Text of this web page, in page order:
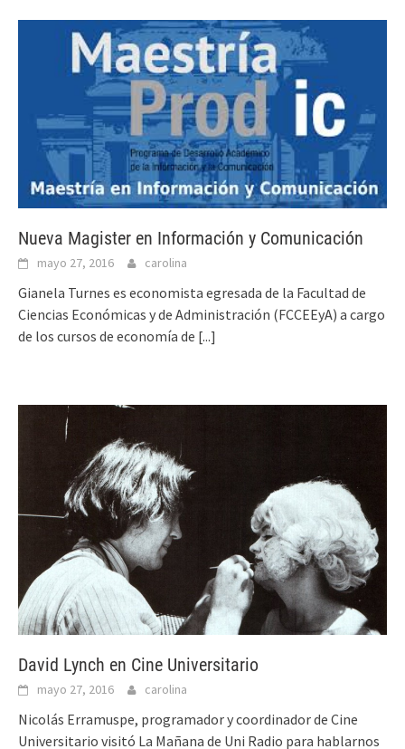
Nueva Magister en Información y Comunicación
mayo 27, 2016 carolina
Gianela Turnes es economista egresada de la Facultad de
Ciencias Económicas y de Administración (FCCEEyA) a cargo
de los cursos de economía de [...]
David Lynch en Cine Universitario
mayo 27, 2016 carolina
Nicolás Erramuspe, programador y coordinador de Cine
Universitario visitó La Mañana de Uni Radio para hablarnos